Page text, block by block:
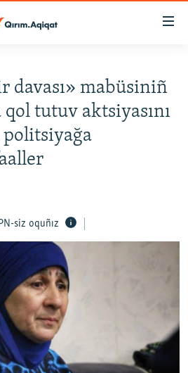
davası» mabüsiniñ
qol tutuv aktsiyasını
siz oquñız